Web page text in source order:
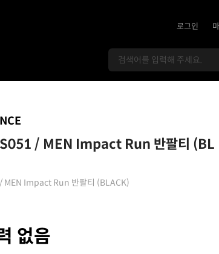
로그인
/ MEN Impact Run 반팔티 (BL
MEN Impact Run 반팔티 (BLACK)
없음